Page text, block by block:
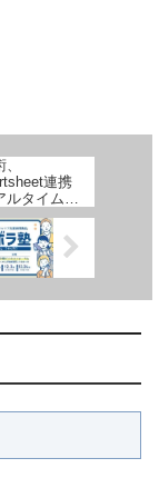
連携
ルタイム共
現